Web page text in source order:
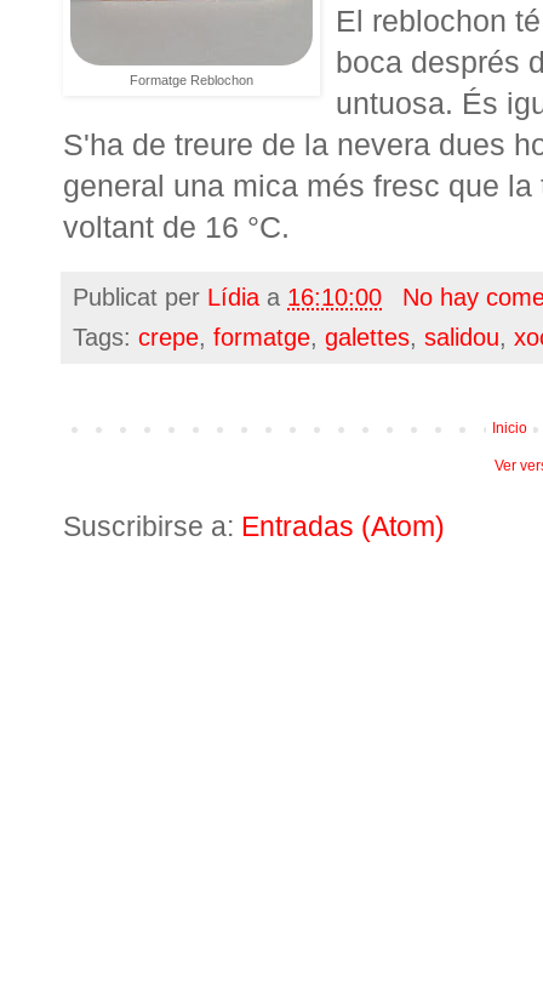
Formatge Reblochon
El reblochon
boca després
untuosa. És
S'ha de treure de la nevera dues
general una mica més fresc que
voltant de 16 °C.
Publicat per Lídia a 16:10:00
No hay
Tags: crepe, formatge, galettes, salidou,
Inicio
Ver
Suscribirse a: Entradas (Atom)